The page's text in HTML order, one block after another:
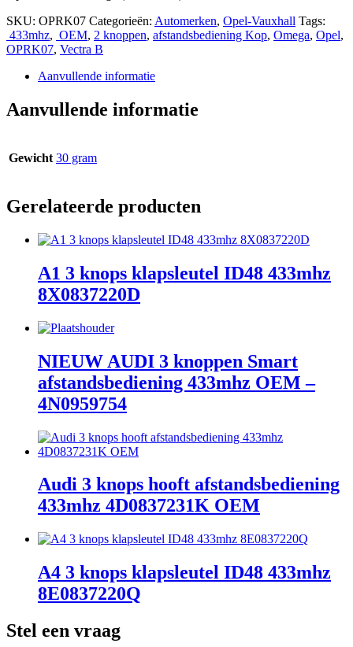
SKU: OPRK07 Categorieën: Automerken, Opel-Vauxhall Tags:
433mhz, OEM, 2 knoppen, afstandsbediening Kop, Omega, Opel,
OPRK07, Vectra B
Aanvullende informatie
Aanvullende informatie
Gewicht 30 gram
Gerelateerde producten
A1 3 knops klapsleutel ID48 433mhz
8X0837220D
NIEUW AUDI 3 knoppen Smart
afstandsbediening 433mhz OEM –
4N0959754
Audi 3 knops hooft afstandsbediening
433mhz 4D0837231K OEM
A4 3 knops klapsleutel ID48 433mhz
8E0837220Q
Stel een vraag